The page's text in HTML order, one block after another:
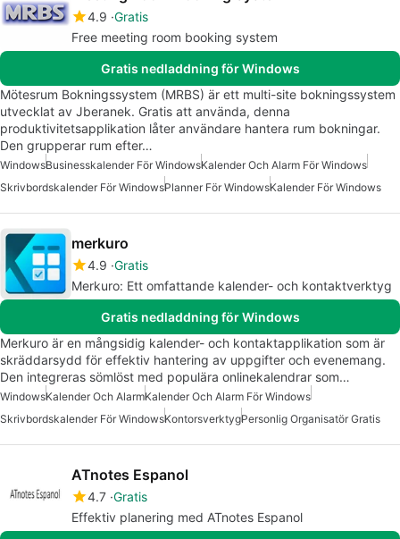
4.9 Gratis
Free meeting room booking system
Gratis nedladdning för Windows
Mötesrum Bokningssystem (MRBS) är ett multi-site bokningssystem
utvecklat av Jberanek. Gratis att använda, denna
produktivitetsapplikation låter användare hantera rum bokningar.
Den grupperar rum efter…
WindowsBusinesskalender För WindowsKalender Och Alarm För Windows
Skrivbordskalender För WindowsPlanner För WindowsKalender För Windows
merkuro
4.9 Gratis
Merkuro: Ett omfattande kalender- och kontaktverktyg
Gratis nedladdning för Windows
Merkuro är en mångsidig kalender- och kontaktapplikation som är
skräddarsydd för effektiv hantering av uppgifter och evenemang.
Den integreras sömlöst med populära onlinekalendrar som…
WindowsKalender Och AlarmKalender Och Alarm För Windows
Skrivbordskalender För WindowsKontorsverktygPersonlig Organisatör Gratis
ATnotes Espanol
4.7 Gratis
Effektiv planering med ATnotes Espanol